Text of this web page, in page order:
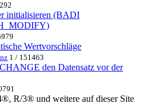
initialisieren (BADI
Wertvorschläge
1 / 151463
den Datensatz vor der
R/3® und weitere auf dieser Site